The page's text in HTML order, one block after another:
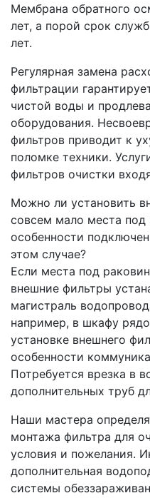
Мембрана обратного
лет, а порой срок
лет.
Регулярная замена
фильтрации
чистой воды и
оборудования.
фильтров приводит к
поломке техники.
фильтров очистки
Можно ли установить
совсем мало места под
особенности
этом случае?
Если места под
внешние фильтры
магистраль
например, в шкафу
установке внешнего
особенности
Потребуется врезка в
дополнительных труб
Наши мастера
монтажа фильтра для
условия и пожелания.
дополнительная
системы